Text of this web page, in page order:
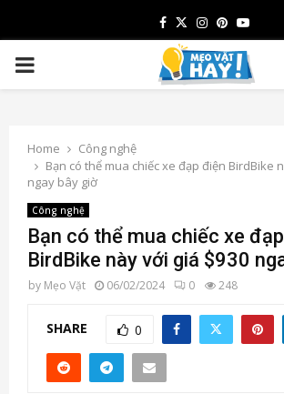
Facebook
TwitterInstagram
Pinterest
PRIMARY
Home
Công nghệ
Bạn có thể mua chiếc xe đạp điện BirdBike
ngay bây giờ
Công nghệ
Bạn có thể mua chiếc xe
BirdBike này với giá $930
by Mẹo Vặt 06/02/2024 0 248
SHARE 0